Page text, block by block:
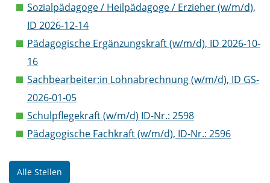
Sozialpädagoge / Heilpädagoge / Erzieher (w/m/d),
ID 2026-12-14
Pädagogische Ergänzungskraft (w/m/d), ID 2026-10-
16
Sachbearbeiter:in Lohnabrechnung (w/m/d), ID GS-
2026-01-05
Schulpflegekraft (w/m/d) ID-Nr.: 2598
Pädagogische Fachkraft (w/m/d), ID-Nr.: 2596
Alle Stellen